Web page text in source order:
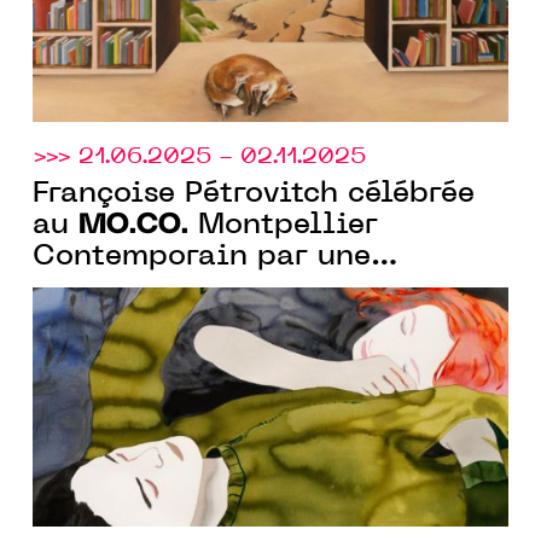
>>> 21.06.2025 - 02.11.2025
Françoise Pétrovitch célébrée
au MO.CO. Montpellier
Contemporain par une
monographie de 130 œuvres.